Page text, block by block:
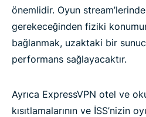
önemlidir. Oyun
gerekeceğinden fiziki
bağlanmak, uzaktaki bir
performans sağlayacaktır.
Ayrıca ExpressVPN otel ve
kısıtlamalarının ve İSS’nizin